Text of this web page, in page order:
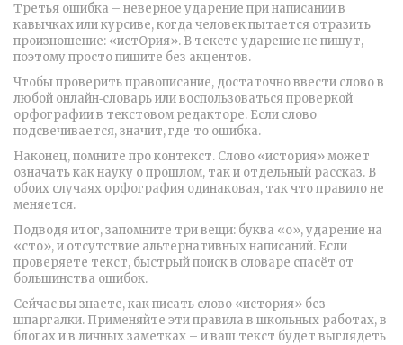
Третья ошибка – неверное ударение при написании в
кавычках или курсиве, когда человек пытается отразить
произношение: «истОрия». В тексте ударение не пишут,
поэтому просто пишите без акцентов.
Чтобы проверить правописание, достаточно ввести слово в
любой онлайн‑словарь или воспользоваться проверкой
орфографии в текстовом редакторе. Если слово
подсвечивается, значит, где‑то ошибка.
Наконец, помните про контекст. Слово «история» может
означать как науку о прошлом, так и отдельный рассказ. В
обоих случаях орфография одинаковая, так что правило не
меняется.
Подводя итог, запомните три вещи: буква «о», ударение на
«сто», и отсутствие альтернативных написаний. Если
проверяете текст, быстрый поиск в словаре спасёт от
большинства ошибок.
Сейчас вы знаете, как писать слово «история» без
шпаргалки. Применяйте эти правила в школьных работах, в
блогах и в личных заметках – и ваш текст будет выглядеть